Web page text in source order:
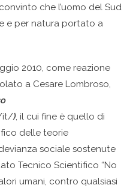
che l’uomo del Sud
e per natura portato a
2010, come reazione
a Cesare Lombroso,
it/), il cui fine è quello di
delle teorie
sociale sostenute
Tecnico Scientifico “No
umani, contro qualsiasi